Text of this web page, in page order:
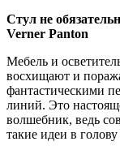
Стул не
Verner Panton
Мебель и
восхищают и
фантастическими
линий. Это
волшебник, ведь
такие идеи в